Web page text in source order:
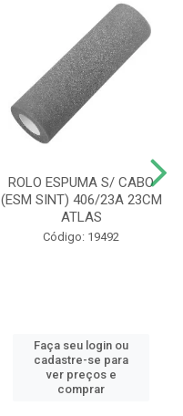
ROLO ESPUMA S/ CABO
(ESM SINT) 406/23A 23CM
ATLAS
Código: 19492
Faça seu login ou
cadastre-se para
ver preços e
comprar